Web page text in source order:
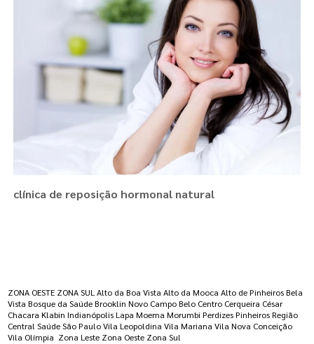
clínica de reposição hormonal natural
ZONA OESTE ZONA SUL Alto da Boa Vista Alto da Mooca Alto de Pinheiros Bela
Vista Bosque da Saúde Brooklin Novo Campo Belo Centro Cerqueira César
Chacara Klabin Indianópolis Lapa Moema Morumbi Perdizes Pinheiros Região
Central Saúde São Paulo Vila Leopoldina Vila Mariana Vila Nova Conceição
Vila Olímpia Zona Leste Zona Oeste Zona Sul